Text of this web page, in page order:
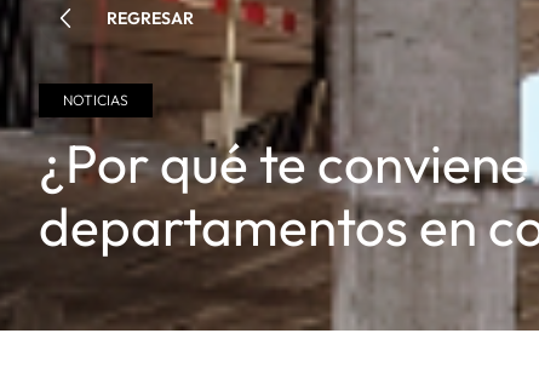
REGRESAR
NOTICIAS
¿Por qué te
departamentos en